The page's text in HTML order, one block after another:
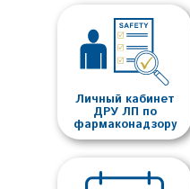
Личный кабинет
ДРУ ЛП по
фармаконадзору